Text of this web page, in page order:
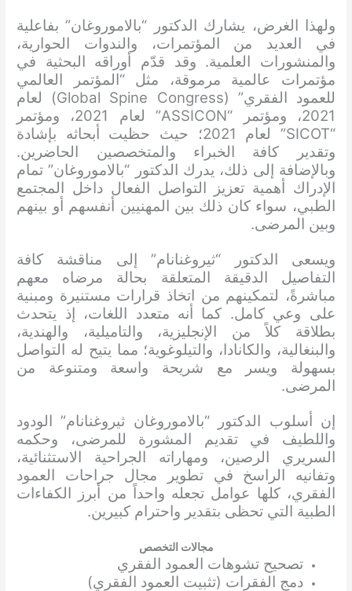
ولهذا الغرض، يشارك الدكتور “بالاموروغان” بفاعلية
في العديد من المؤتمرات، والندوات الحوارية،
والمنشورات العلمية. وقد قدّم أوراقه البحثية في
مؤتمرات عالمية مرموقة، مثل “المؤتمر العالمي
للعمود الفقري” (Global Spine Congress) لعام
2021، ومؤتمر “ASSICON” لعام 2021، ومؤتمر
“SICOT” لعام 2021؛ حيث حظيت أبحاثه بإشادة
وتقدير كافة الخبراء والمتخصصين الحاضرين.
وبالإضافة إلى ذلك، يدرك الدكتور “بالاموروغان” تمام
الإدراك أهمية تعزيز التواصل الفعال داخل المجتمع
الطبي، سواء كان ذلك بين المهنيين أنفسهم أو بينهم
وبين المرضى.
ويسعى الدكتور “ثيروغنانام” إلى مناقشة كافة
التفاصيل الدقيقة المتعلقة بحالة مرضاه معهم
مباشرةً، لتمكينهم من اتخاذ قرارات مستنيرة ومبنية
على وعي كامل. كما أنه متعدد اللغات، إذ يتحدث
بطلاقة كلاً من الإنجليزية، والتاميلية، والهندية،
والبنغالية، والكانادا، والتيلوغوية؛ مما يتيح له التواصل
بسهولة ويسر مع شريحة واسعة ومتنوعة من
المرضى.
إن أسلوب الدكتور “بالاموروغان ثيروغنانام” الودود
واللطيف في تقديم المشورة للمرضى، وحكمه
السريري الرصين، ومهاراته الجراحية الاستثنائية،
وتفانيه الراسخ في تطوير مجال جراحات العمود
الفقري، كلها عوامل تجعله واحداً من أبرز الكفاءات
الطبية التي تحظى بتقدير واحترام كبيرين.
مجالات التخصص
تصحيح تشوهات العمود الفقري
دمج الفقرات (تثبيت العمود الفقري)